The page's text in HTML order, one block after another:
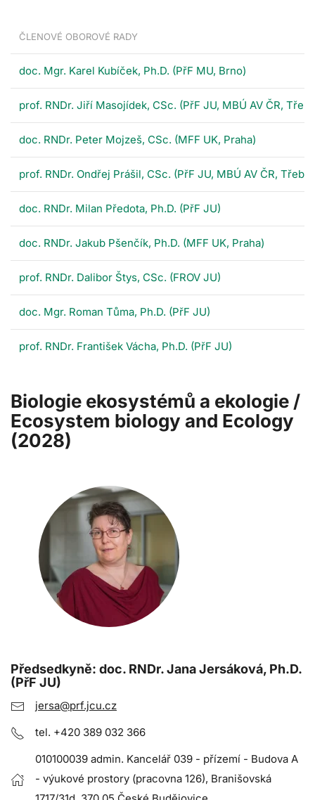
ČLENOVÉ OBOROVÉ RADY
doc. Mgr. Karel Kubíček, Ph.D. (PřF MU, Brno)
prof. RNDr. Jiří Masojídek, CSc. (PřF JU, MBÚ AV ČR,
doc. RNDr. Peter Mojzeš, CSc. (MFF UK, Praha)
prof. RNDr. Ondřej Prášil, CSc. (PřF JU, MBÚ AV ČR,
doc. RNDr. Milan Předota, Ph.D. (PřF JU)
doc. RNDr. Jakub Pšenčík, Ph.D. (MFF UK, Praha)
prof. RNDr. Dalibor Štys, CSc. (FROV JU)
doc. Mgr. Roman Tůma, Ph.D. (PřF JU)
prof. RNDr. František Vácha, Ph.D. (PřF JU)
Biologie ekosystémů a ekologie /
Ecosystem biology and Ecology
(2028)
Předsedkyně: doc. RNDr. Jana Jersáková, Ph.D.
(PřF JU)
jersa@prf.jcu.cz
tel. +420 389 032 366
010100039 admin. Kancelář 039 - přízemí - Budova A
- výukové prostory (pracovna 126), Branišovská